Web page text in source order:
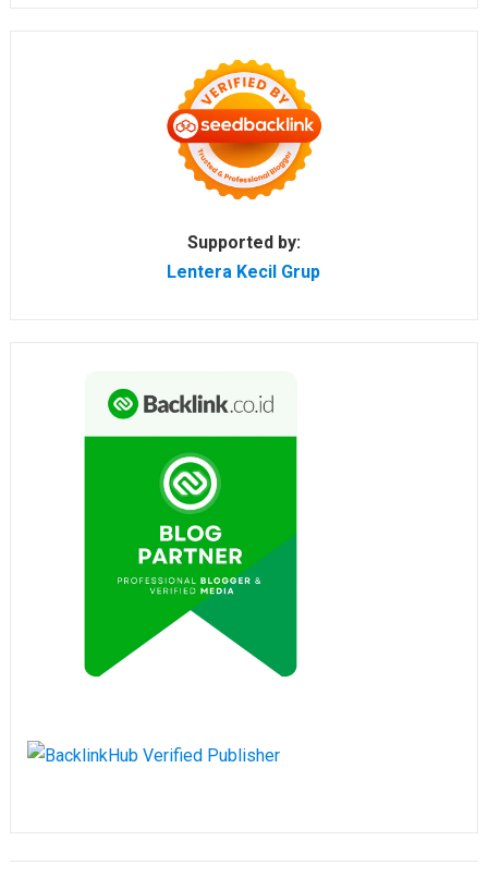
Supported by:
Lentera Kecil Grup